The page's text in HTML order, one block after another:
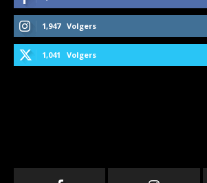
1,947 Volgers
1,041 Volgers